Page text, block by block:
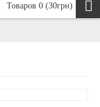
Товаров 0 (30грн)